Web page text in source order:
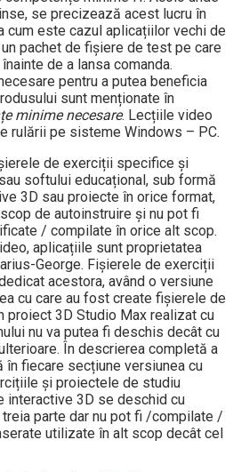
se precizează acest lucru în
cum este cazul aplicațiilor vechi de
pachet de fișiere de test pe care
de a lansa comanda.
pentru a putea beneficia
sunt menționate în
minime necesare. Lecțiile video
rulării pe sisteme Windows – PC.
de exerciții specifice și
softului educațional, sub formă
3D sau proiecte în orice format,
de autoinstruire și nu pot fi
/ compilate în orice alt scop.
aplicațiile sunt proprietatea
George. Fișierele de exerciții
acestora, având o versiune
cu care au fost create fișierele de
proiect 3D Studio Max realizat cu
nu va putea fi deschis decât cu
În descrierea completă a
fiecare secțiune versiunea cu
și proiectele de studiu
interactive 3D se deschid cu
parte dar nu pot fi /compilate /
utilizate în alt scop decât cel